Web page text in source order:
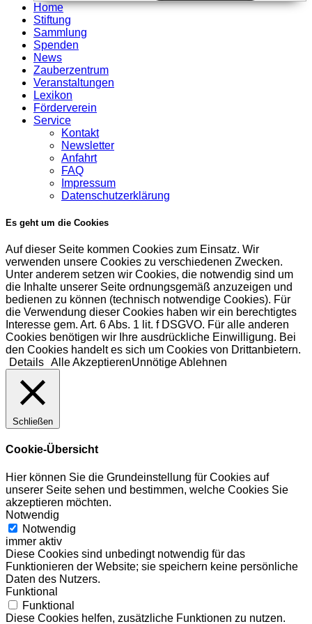
Home
Stiftung
Sammlung
Spenden
News
Zauberzentrum
Veranstaltungen
Lexikon
Förderverein
Service
Kontakt
Newsletter
Anfahrt
FAQ
Impressum
Datenschutzerklärung
Es geht um die Cookies
Auf dieser Seite kommen Cookies zum Einsatz. Wir
verwenden unsere Cookies zu verschiedenen Zwecken.
Unter anderem setzen wir Cookies, die notwendig sind um
die Inhalte unserer Seite ordnungsgemäß anzuzeigen und
bedienen zu können (technisch notwendige Cookies). Für
die Verwendung dieser Cookies haben wir ein berechtigtes
Interesse gem. Art. 6 Abs. 1 lit. f DSGVO. Für alle anderen
Cookies benötigen wir Ihre ausdrückliche Einwilligung. Bei
den Cookies handelt es sich um Cookies von Drittanbietern.
Details Alle AkzeptierenUnnötige Ablehnen
Schließen
Cookie-Übersicht
Hier können Sie die Grundeinstellung für Cookies auf
unserer Seite sehen und bestimmen, welche Cookies Sie
akzeptieren möchten.
Notwendig
Notwendig
immer aktiv
Diese Cookies sind unbedingt notwendig für das
Funktionieren der Website; sie speichern keine persönliche
Daten des Nutzers.
Funktional
Funktional
Diese Cookies helfen, zusätzliche Funktionen zu nutzen.